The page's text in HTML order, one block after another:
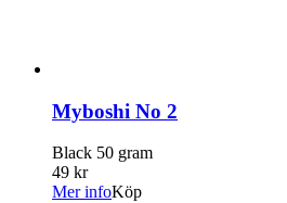
Myboshi No 2
Black 50 gram
49 kr
Mer infoKöp